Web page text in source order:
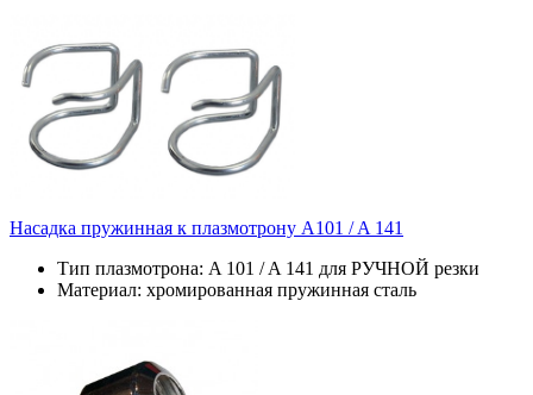
Насадка пружинная к плазмотрону A101 / A 141
Тип плазмотрона: A 101 / A 141 для РУЧНОЙ резки
Материал: хромированная пружинная сталь